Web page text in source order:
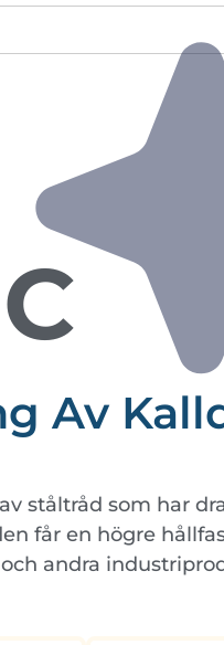
C
Av
ståltråd som har
får en högre
andra